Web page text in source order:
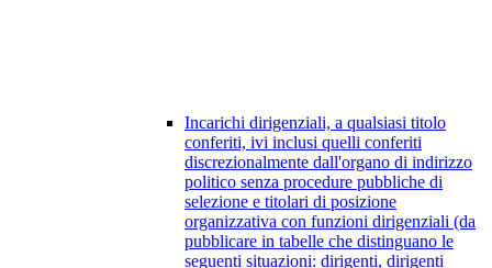
Incarichi dirigenziali, a qualsiasi titolo
conferiti, ivi inclusi quelli conferiti
discrezionalmente dall'organo di indirizzo
politico senza procedure pubbliche di
selezione e titolari di posizione
organizzativa con funzioni dirigenziali (da
pubblicare in tabelle che distinguano le
seguenti situazioni: dirigenti, dirigenti